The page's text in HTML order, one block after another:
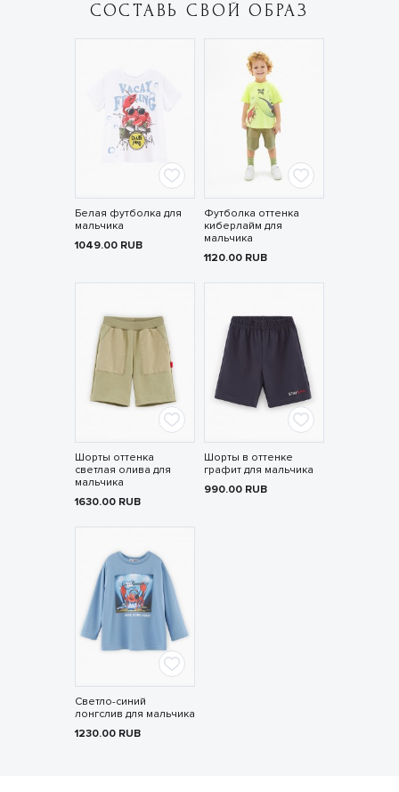
СОСТАВЬ СВОЙ ОБРАЗ
Белая футболка для
мальчика
1049.00 RUB
Футболка оттенка
киберлайм для
мальчика
1120.00 RUB
Шорты оттенка
светлая олива для
мальчика
1630.00 RUB
Шорты в оттенке
графит для мальчика
990.00 RUB
Светло-синий
лонгслив для мальчика
1230.00 RUB